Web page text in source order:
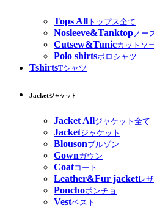
Tops All トップス全て
Nosleeve&Tanktop ノー
Cutsew&Tunicカットソ
Polo shirtsポロシャツ
TshirtsTシャツ
Jacketジャケット
Jacket Allジャケット全て
Jacketジャケット
Blousonブルゾン
Gownガウン
Coatコート
Leather&Fur jacketレ
Ponchoポンチョ
Vestベスト